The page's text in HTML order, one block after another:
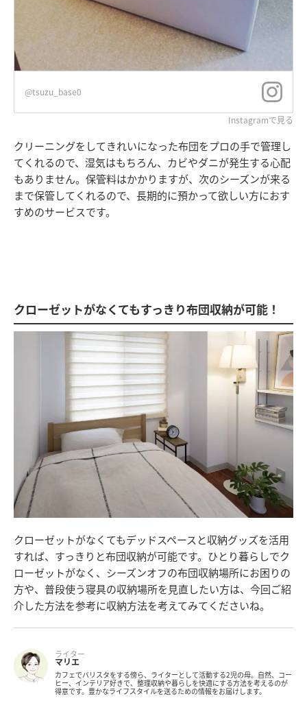
@tsuzu_base0
Instagramで見る
クリーニングをしてきれいになった布団をプロの手で管理し
てくれるので、湿気はもちろん、カビやダニが発生する心配
もありません。保管料はかかりますが、次のシーズンが来る
まで保管してくれるので、長期的に預かって欲しい方におす
すめのサービスです。
クローゼットがなくてもすっきり布団収納が可能！
クローゼットがなくてもデッドスペースと収納グッズを活用
すれば、すっきりと布団収納が可能です。ひとり暮らしでク
ローゼットがなく、シーズンオフの布団収納場所にお困りの
方や、普段使う寝具の収納場所を見直したい方は、今回ご紹
介した方法を参考に収納方法を考えてみてくださいね。
ライター
マリエ
カフェでバリスタをする傍ら、ライターとして活動する2児の母。自然、コー
ヒー、インテリア好きで、整理収納や暮らしを快適にする方法を考えるのが
得意です。豊かなライフスタイルを送るための情報をお届けします。